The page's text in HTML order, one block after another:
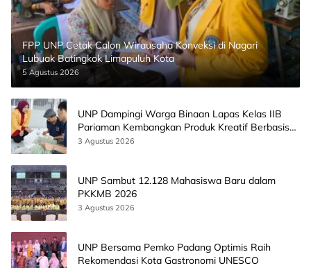
FPP UNP Cetak Calon Wirausaha Konveksi di Nagari
Lubuak Batingkok Limapuluh Kota
5 Agustus 2026
UNP Dampingi Warga Binaan Lapas Kelas IIB
Pariaman Kembangkan Produk Kreatif Berbasis
AI
3 Agustus 2026
UNP Sambut 12.128 Mahasiswa Baru dalam
PKKMB 2026
3 Agustus 2026
UNP Bersama Pemko Padang Optimis Raih
Rekomendasi Kota Gastronomi UNESCO